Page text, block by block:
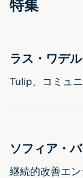
特集
ラス・ワデル
Tulip、コミュ
ソフィア・
継続的改善エ